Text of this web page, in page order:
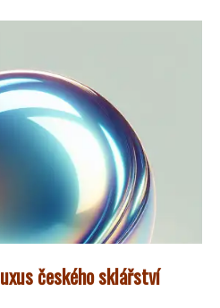
českého sklářství